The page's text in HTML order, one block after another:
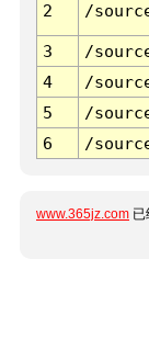
2 /
3 /
4
/
5
/
6
/
www.365jz.com